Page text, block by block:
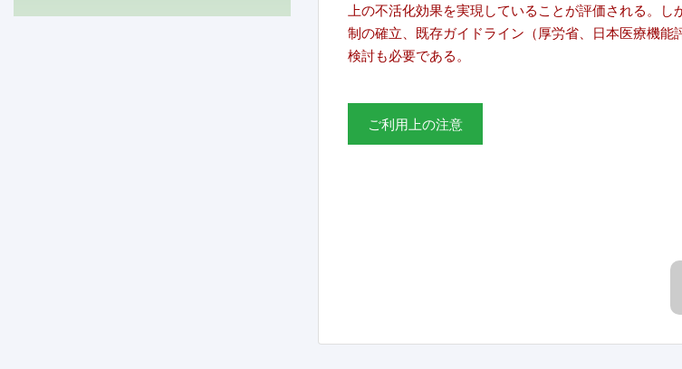
上の不活化効果を実現していることが評価される。
制の確立、既存ガイドライン（厚労省、日本医療機
検討も必要である。
ご利用上の注意